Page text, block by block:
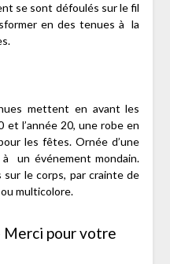
se sont défoulés sur le fil
en des tenues à la
mettent en avant les
et l’année 20, une robe en
les fêtes. Ornée d’une
un événement mondain.
le corps, par crainte de
multicolore.
Merci pour votre